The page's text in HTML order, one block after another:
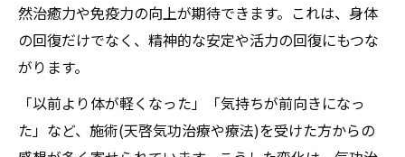
然治癒力や免疫力の向上が期待できます。これは、身体
の回復だけでなく、精神的な安定や活力の回復にもつな
がります。
「以前より体が軽くなった」「気持ちが前向きになっ
た」など、施術(天啓気功治療や療法)を受けた方からの